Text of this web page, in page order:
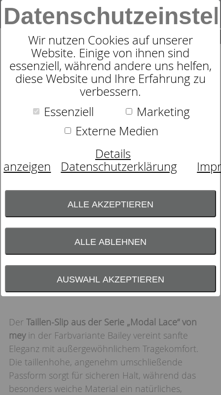
Wir nutzen Cookies auf unserer
Website. Einige von ihnen sind
essenziell, während andere uns helfen,
diese Website und Ihre Erfahrung zu
verbessern.
Essenziell
Marketing
Externe Medien
Details
anzeigen
Datenschutzerklärung
ALLE AKZEPTIEREN
ALLE ABLEHNEN
AUSWAHL AKZEPTIEREN
SUCHE
0
TAILLEN-SLIP MEY MODAL
LACE BAILEY - WEICH &
NAHTLOS 1120113
Der Taillen-Slip aus der Serie „Modal Lace“ von
meyin der Farbvariante Bailey vereint sanfte
Eleganz mit außergewöhnlichem Tragekomfort.
Die taillenhohe, angenehm umschließende
Passform sorgt für sicheren Halt, während das
besonders weiche Material ein natürliches,